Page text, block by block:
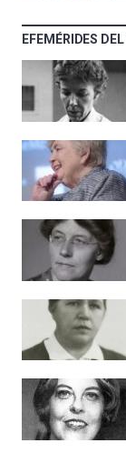
EFEMÉRIDES